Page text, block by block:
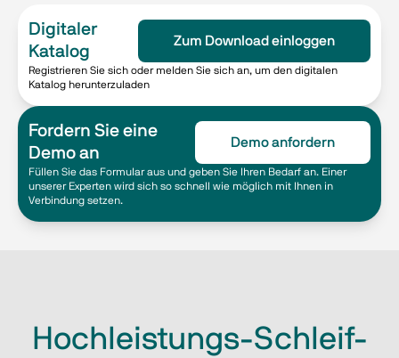
Digitaler
Katalog
Zum Download einloggen
Registrieren Sie sich oder melden Sie sich an, um den digitalen
Katalog herunterzuladen
Fordern Sie eine
Demo an
Demo anfordern
Füllen Sie das Formular aus und geben Sie Ihren Bedarf an. Einer
unserer Experten wird sich so schnell wie möglich mit Ihnen in
Verbindung setzen.
Hochleistungs-Schleif-